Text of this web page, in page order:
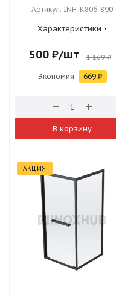
Артикул: INH-K806-890
Характеристики
500 ₽/шт 1 169₽
Экономия 669₽
В корзину
АКЦИЯ